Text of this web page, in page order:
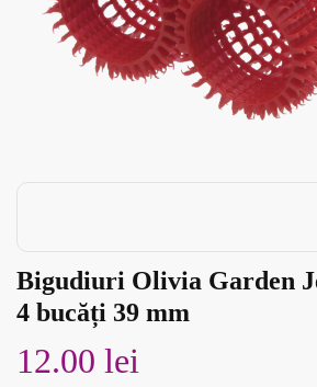
Bigudiuri Olivia Garden
4 bucăți 39 mm
12.00 lei